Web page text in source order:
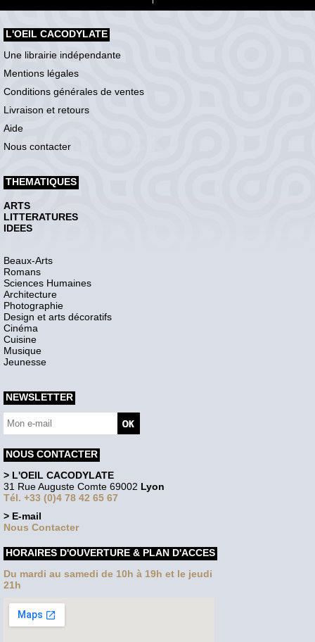
L'OEIL CACODYLATE
Une librairie indépendante
Mentions légales
Conditions générales de ventes
Livraison et retours
Aide
Nous contacter
THEMATIQUES
ARTS
LITTERATURES
IDEES
Beaux-Arts
Romans
Sciences Humaines
Architecture
Photographie
Design et arts décoratifs
Cinéma
Cuisine
Musique
Jeunesse
NEWSLETTER
NOUS CONTACTER
> L'OEIL CACODYLATE
31 Rue Auguste Comte 69002 Lyon
Tél. +33 (0)4 78 42 65 67
> E-mail
Nous Contacter
HORAIRES D'OUVERTURE & PLAN D'ACCES
Du mardi au samedi de 10h à 19h et le jeudi
21h